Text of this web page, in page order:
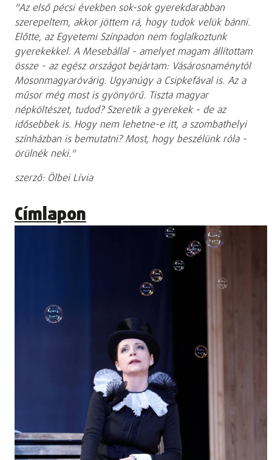
"Az első pécsi években sok-sok gyerekdarabban
szerepeltem, akkor jöttem rá, hogy tudok velük bánni.
Előtte, az Egyetemi Színpadon nem foglalkoztunk
gyerekekkel. A Mesebállal - amelyet magam állítottam
össze - az egész országot bejártam: Vásárosnaménytól
Mosonmagyaróvárig. Ugyanúgy a Csipkefával is. Az a
műsor még most is gyönyörű. Tiszta magyar
népköltészet, tudod? Szeretik a gyerekek - de az
idősebbek is. Hogy nem lehetne-e itt, a szombathelyi
színházban is bemutatni? Most, hogy beszélünk róla -
örülnék neki."
szerző: Ölbei Lívia
Címlapon